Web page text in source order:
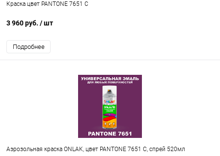
Краска цвет PANTONE 7651 C
3 960 руб. / шт
Подробнее
Аэрозольная краска ONLAK, цвет PANTONE 7651 C, спрей 520мл